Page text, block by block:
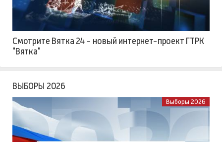
Смотрите Вятка 24 - новый интернет-проект ГТРК
"Вятка"
ВЫБОРЫ 2026
Выборы 2026